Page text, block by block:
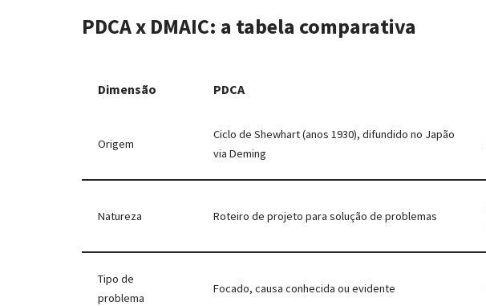
PDCA x DMAIC: a tabela comparativa
Dimensão PDCA
Origem
Ciclo de Shewhart (anos 1930), difundido no Japão
via Deming
Natureza Roteiro de projeto para solução de problemas
Tipo de
problema
Focado, causa conhecida ou evidente